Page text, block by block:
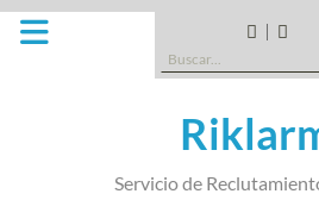
Saltar
Buscar:
Servicio de